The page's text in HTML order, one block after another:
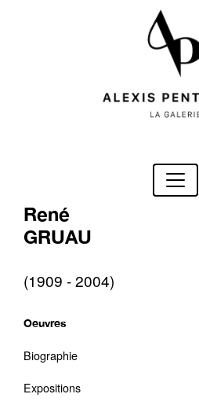
René
GRUAU
(1909 - 2004)
Oeuvres
Biographie
Expositions